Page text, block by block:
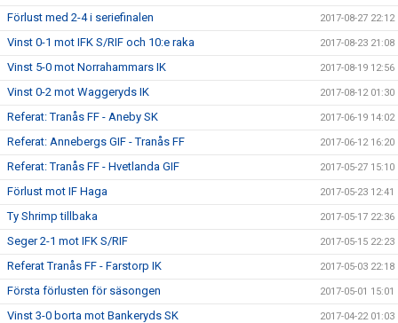
Förlust med 2-4 i seriefinalen 2017-08-27 22:12
Vinst 0-1 mot IFK S/RIF och 10:e raka 2017-08-23 21:08
Vinst 5-0 mot Norrahammars IK 2017-08-19 12:56
Vinst 0-2 mot Waggeryds IK 2017-08-12 01:30
Referat: Tranås FF - Aneby SK 2017-06-19 14:02
Referat: Annebergs GIF - Tranås FF 2017-06-12 16:20
Referat: Tranås FF - Hvetlanda GIF 2017-05-27 15:10
Förlust mot IF Haga 2017-05-23 12:41
Ty Shrimp tillbaka 2017-05-17 22:36
Seger 2-1 mot IFK S/RIF 2017-05-15 22:23
Referat Tranås FF - Farstorp IK 2017-05-03 22:18
Första förlusten för säsongen 2017-05-01 15:01
Vinst 3-0 borta mot Bankeryds SK 2017-04-22 01:03